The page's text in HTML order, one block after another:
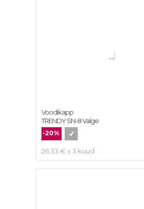
-20%
26.33 € x 3 kuud
Voodikapp
TRENDY SN-8 Valge